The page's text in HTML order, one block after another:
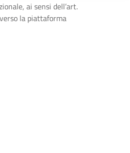
ai sensi dell’art.
la piattaforma